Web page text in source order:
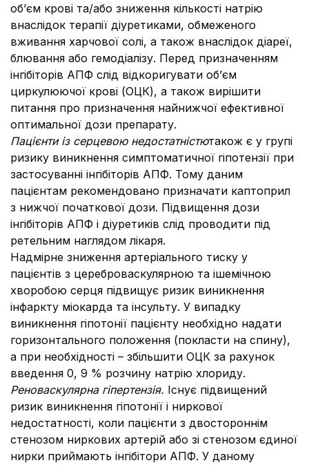
об’єм крові та/або зниження кількості натрію
внаслідок терапії діуретиками, обмеженого
вживання харчової солі, а також внаслідок діареї,
блювання або гемодіалізу. Перед призначенням
інгібіторів АПФ слід відкоригувати об’єм
циркулюючої крові (ОЦК), а також вирішити
питання про призначення найнижчої ефективної
оптимальної дози препарату.
Пацієнти із серцевою недостатністютакож є у групі
ризику виникнення симптоматичної гіпотензії при
застосуванні інгібіторів АПФ. Тому даним
пацієнтам рекомендовано призначати каптоприл
з нижчої початкової дози. Підвищення дози
інгібіторів АПФ і діуретиків слід проводити під
ретельним наглядом лікаря.
Надмірне зниження артеріального тиску у
пацієнтів з цереброваскулярною та ішемічною
хворобою серця підвищує ризик виникнення
інфаркту міокарда та інсульту. У випадку
виникнення гіпотонії пацієнту необхідно надати
горизонтального положення (покласти на спину),
а при необхідності – збільшити ОЦК за рахунок
введення 0, 9 % розчину натрію хлориду.
Реноваскулярна гіпертензія. Існує підвищений
ризик виникнення гіпотонії і ниркової
недостатності, коли пацієнти з двостороннім
стенозом ниркових артерій або зі стенозом єдиної
нирки приймають інгібітори АПФ. У даному